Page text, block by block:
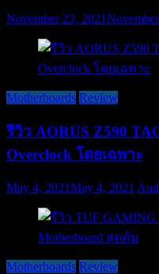
November 23, 2021
Motherboards Review
รีวิว AORUS Z590
Overclock โดยเฉพาะ
May 4, 2021May 4, 2021
Motherboards Review